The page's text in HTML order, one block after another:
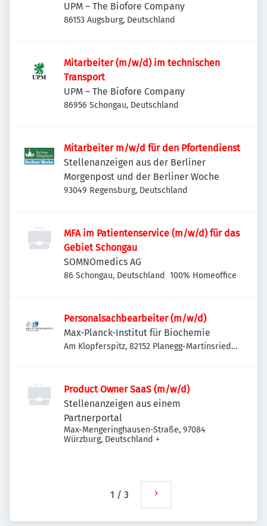
UPM – The Biofore Company
86153 Augsburg, Deutschland
Mitarbeiter (m/w/d) im technischen
Transport
UPM – The Biofore Company
86956 Schongau, Deutschland
Mitarbeiter m/w/d für den Pfortendienst
Stellenanzeigen aus der Berliner
Morgenpost und der Berliner Woche
93049 Regensburg, Deutschland
MFA im Patientenservice (m/w/d) für das
Gebiet Schongau
SOMNOmedics AG
86 Schongau, Deutschland 100% Homeoffice
Personalsachbearbeiter (m/w/d)
Max-Planck-Institut für Biochemie
Am Klopferspitz, 82152 Planegg-Martinsried,
Product Owner SaaS (m/w/d)
Stellenanzeigen aus einem
Partnerportal
Max-Mengeringhausen-Straße, 97084
Würzburg, Deutschland +
1 / 3